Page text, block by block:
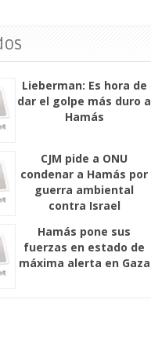
Lieberman: Es hora de
dar el golpe más duro a
Hamás
CJM pide a ONU
condenar a Hamás por
guerra ambiental
contra Israel
Hamás pone sus
fuerzas en estado de
máxima alerta en Gaza